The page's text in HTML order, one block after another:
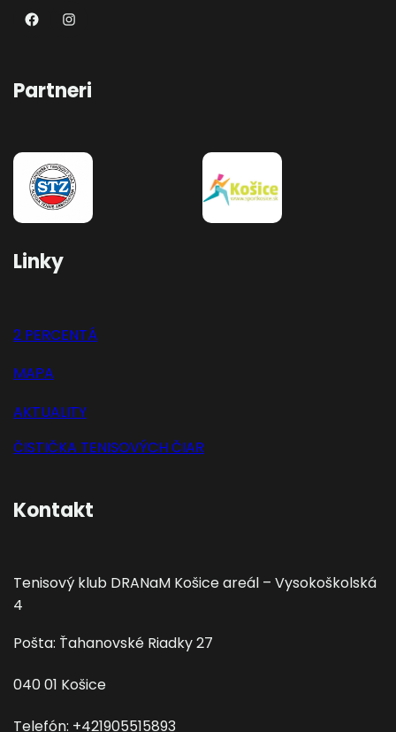
TKDRANaM Instagram
Partneri
Linky
2 PERCENTÁ
MAPA
AKTUALITY
ČISTIČKA TENISOVÝCH ČIAR
Kontakt
Tenisový klub DRANaM Košice areál – Vysokoškolská
4
Pošta: Ťahanovské Riadky 27
040 01 Košice
Telefón: +421905515893